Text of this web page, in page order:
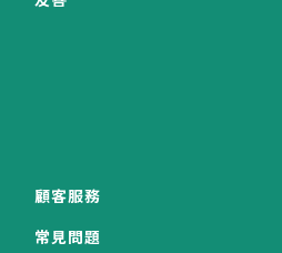
顧客服務
常見問題